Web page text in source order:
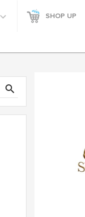
SHOP UP
search